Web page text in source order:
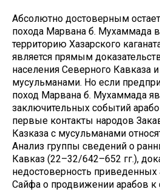
Абсолютно достоверным
похода Марвана б. Мухаммада
территорию Хазарского
является прямым
населения Северного Кавказа
мусульманами. Но если
поход Марвана б. Мухаммада
заключительных событий
первые контакты народов
Казказа с мусульманами
Анализ группы сведений о
Кавказ (22–32/642–652 гг.),
недостоверность
Сайфа о продвижении арабов к